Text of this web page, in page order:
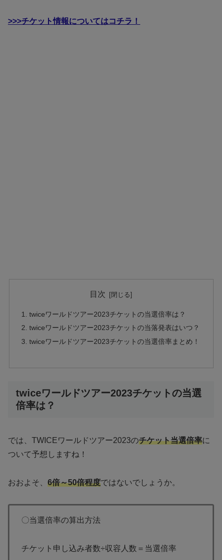
>>>チケット情報についてはコチラ！
目次
twiceワールドツアー2023チケットの当選倍率は？
twiceワールドツアー2023チケットの当落発表はいつ？
twiceワールドツアー2023チケットの当選倍率まとめ！
twiceワールドツアー2023チケットの当選
倍率は？
では、TWICEワールドツアー2023のチケット当選倍率に
ついて予想しますね！
おおよそ、 6倍～50倍程度ではないでしょうか。
〇当選倍率の算出方法
チケット申し込み者数÷収容人数＝当選倍率